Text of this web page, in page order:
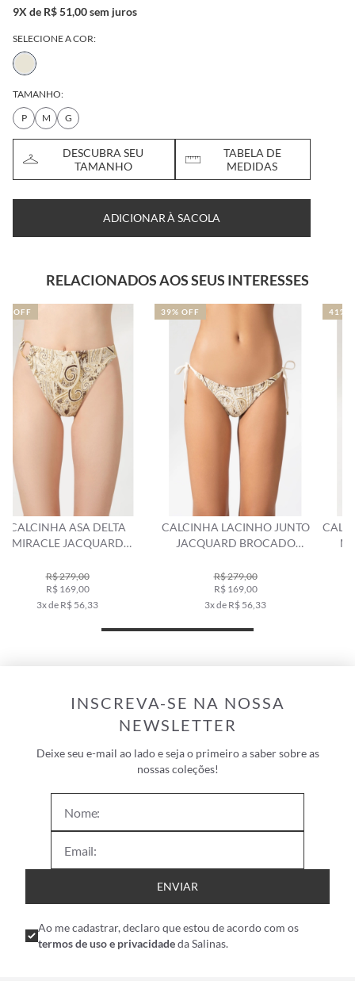
9X de R$ 51,00 sem juros
SELECIONE A COR:
TAMANHO:
P
M G
DESCUBRA SEU
TAMANHO
TABELA DE
MEDIDAS
ADICIONAR À SACOLA
RELACIONADOS AOS SEUS INTERESSES
CALCINHA LACINHO JUNTO
JACQUARD BROCADO
R$ 279,00
R$ 169,00
3x de R$ 56,33
39% OFF
CALCINHA LATERAL FINA MINI
MIRACLEUP JACQUARD
R$ 269,00
R$ 159,00
3x de R$ 53,00
41% OFF
INSCREVA-SE NA NOSSA
NEWSLETTER
Deixe seu e-mail ao lado e seja o primeiro a saber sobre as
nossas coleções!
ENVIAR
Ao me cadastrar, declaro que estou de acordo com os
termos de uso e privacidadeda Salinas.